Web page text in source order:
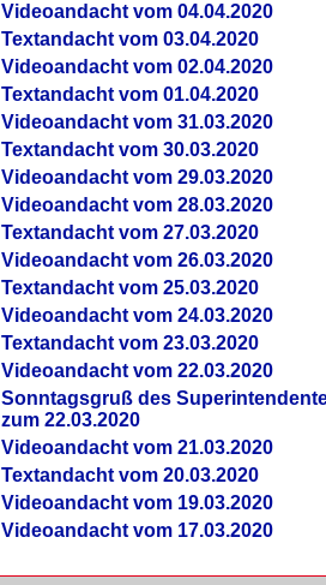
Videoandacht vom 04.04.2020
Textandacht vom 03.04.2020
Videoandacht vom 02.04.2020
Textandacht vom 01.04.2020
Videoandacht vom 31.03.2020
Textandacht vom 30.03.2020
Videoandacht vom 29.03.2020
Videoandacht vom 28.03.2020
Textandacht vom 27.03.2020
Videoandacht vom 26.03.2020
Textandacht vom 25.03.2020
Videoandacht vom 24.03.2020
Textandacht vom 23.03.2020
Videoandacht vom 22.03.2020
Sonntagsgruß des
zum 22.03.2020
Videoandacht vom 21.03.2020
Textandacht vom 20.03.2020
Videoandacht vom 19.03.2020
Videoandacht vom 17.03.2020